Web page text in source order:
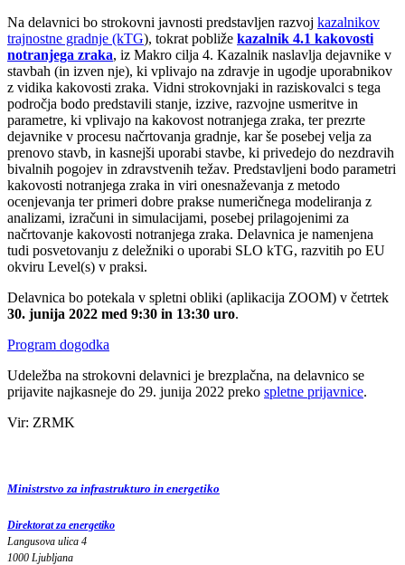
Na delavnici bo strokovni javnosti predstavljen razvoj kazalnikov
trajnostne gradnje (kTG), tokrat pobliže kazalnik 4.1 kakovosti
notranjega zraka, iz Makro cilja 4. Kazalnik naslavlja dejavnike v
stavbah (in izven nje), ki vplivajo na zdravje in ugodje uporabnikov
z vidika kakovosti zraka. Vidni strokovnjaki in raziskovalci s tega
področja bodo predstavili stanje, izzive, razvojne usmeritve in
parametre, ki vplivajo na kakovost notranjega zraka, ter prezrte
dejavnike v procesu načrtovanja gradnje, kar še posebej velja za
prenovo stavb, in kasnejši uporabi stavbe, ki privedejo do nezdravih
bivalnih pogojev in zdravstvenih težav. Predstavljeni bodo parametri
kakovosti notranjega zraka in viri onesnaževanja z metodo
ocenjevanja ter primeri dobre prakse numeričnega modeliranja z
analizami, izračuni in simulacijami, posebej prilagojenimi za
načrtovanje kakovosti notranjega zraka. Delavnica je namenjena
tudi posvetovanju z deležniki o uporabi SLO kTG, razvitih po EU
okviru Level(s) v praksi.
Delavnica bo potekala v spletni obliki (aplikacija ZOOM) v četrtek
30. junija 2022 med 9:30 in 13:30 uro.
Program dogodka
Udeležba na strokovni delavnici je brezplačna, na delavnico se
prijavite najkasneje do 29. junija 2022 preko spletne prijavnice.
Vir: ZRMK
Ministrstvo za infrastrukturo in energetiko
Direktorat za energetiko
Langusova ulica 4
1000 Ljubljana